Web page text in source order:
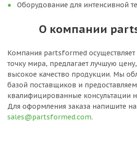
Оборудование для интенсивной
О компании
Компания partsformed
точку мира, предлагает лучшую
высокое качество продукции. Мы
базой поставщиков и предоставляем
квалифицированные консультации
Для оформления заказа напишите на
sales@partsformed.com.